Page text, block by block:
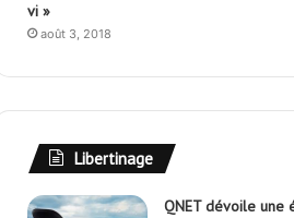
vi »
août 3, 2018
Libertinage
QNET dévoile une